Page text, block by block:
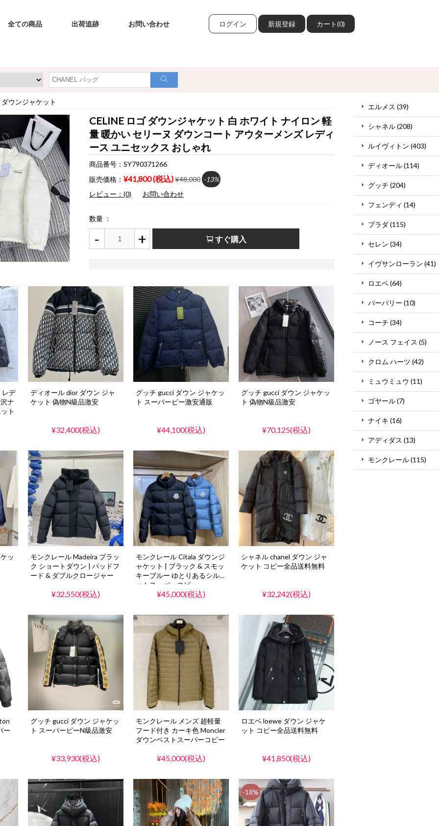
全ての商品 出荷追跡 お問い合わせ ログイン 新規登録 カート(0)
ダウンジャケット
CELINE ロゴ ダウンジャケット 白 ホワイト ナイロン 軽
量 暖かい セリーヌ ダウンコート アウターメンズ レディ
ース ユニセックス おしゃれ
商品番号：SY790371266
販売価格： ¥41,800 (税込)¥48,000 -13%
レビュー：(0)
お問い合わせ
数量 ：
- + すぐ購入
レデ
ナ
ト
ディオール dior ダウン ジャ
ケット 偽物N級品激安
¥32,400(税込)
グッチ gucci ダウン ジャケッ
ト スーパーピー激安通販
¥44,100(税込)
グッチ gucci ダウン ジャケッ
ト 偽物N級品激安
¥70,125(税込)
ッ
モンクレール Madeira ブラッ
ク ショートダウン | パッドフ
ード & ダブルクロージャー
¥32,550(税込)
モンクレール Citala ダウンジ
ャケット | ブラック & スモッ
キーブルー ゆとりあるシルエ
ットスーパーコピー
¥45,000(税込)
シャネル chanel ダウン ジャ
ケット コピー全品送料無料
¥32,242(税込)
ー
グッチ gucci ダウン ジャケッ
ト スーパーピーN級品激安
¥33,930(税込)
モンクレール メンズ 超軽量
フード付き カーキ色 Moncler
ダウンベストスーパーコピー
¥45,000(税込)
ロエベ loewe ダウン ジャケ
ット コピー全品送料無料
¥41,850(税込)
-18%
エルメス (39)
シャネル (208)
ルイヴィトン (403)
ディオール (114)
グッチ (204)
フェンディ (14)
プラダ (115)
セレン (34)
イヴサンローラン (41)
ロエベ (64)
バーバリー (10)
コーチ (34)
ノース フェイス (5)
クロム ハーツ (42)
ミュウミュウ (11)
ゴヤール (7)
ナイキ (16)
アディダス (13)
モンクレール (115)